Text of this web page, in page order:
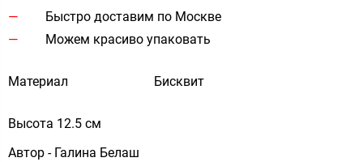
Быстро доставим по Москве
Можем красиво упаковать
Материал Бисквит
Высота 12.5 см
Автор - Галина Белаш